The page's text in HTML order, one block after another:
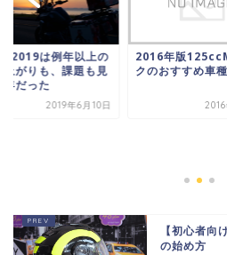
は例年以上の
上がりも、課題も見
年だった
2019年6月10日
2016年版
クのおすすめ車
【初心者向
の始め方